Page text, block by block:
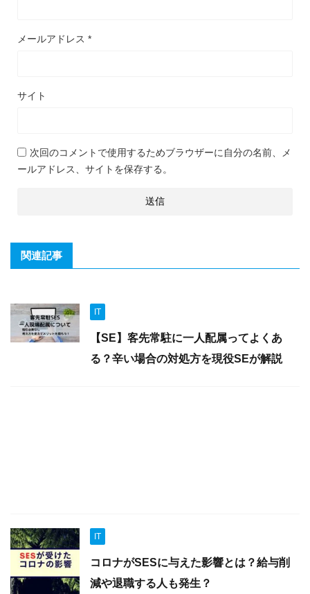
メールアドレス *
サイト
次回のコメントで使用するためブラウザーに自分の名前、メ
ールアドレス、サイトを保存する。
関連記事
IT
【SE】客先常駐に一人配属ってよくあ
る？辛い場合の対処方を現役SEが解説
IT
コロナがSESに与えた影響とは？給与削
減や退職する人も発生？